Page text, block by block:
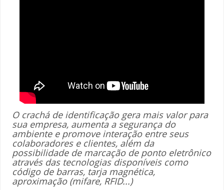
O crachá de identificação gera mais valor para
sua empresa, aumenta a segurança do
ambiente e promove interação entre seus
colaboradores e clientes, além da
possibilidade de marcação de ponto eletrônico
através das tecnologias disponíveis como
código de barras, tarja magnética,
aproximação (mifare, RFID...)